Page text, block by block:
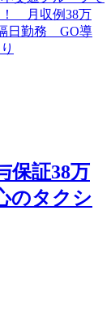
保証38万
のタクシ